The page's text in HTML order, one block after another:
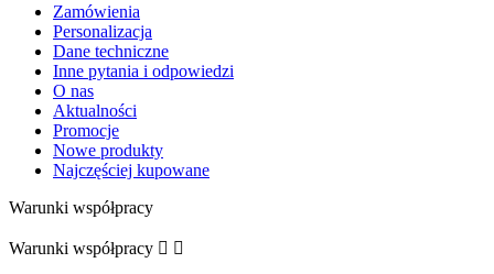
Zamówienia
Personalizacja
Dane techniczne
Inne pytania i odpowiedzi
O nas
Aktualności
Promocje
Nowe produkty
Najczęściej kupowane
Warunki współpracy
Warunki współpracy  